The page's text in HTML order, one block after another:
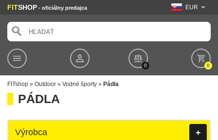
FITSHOP - oficiálny predajca EUR
0 0
FITshop » Outdoor » Vodné športy » Pádla
PÁDLA
Výrobca +